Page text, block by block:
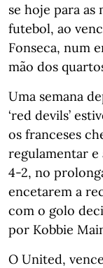
se hoje para as
futebol, ao
Fonseca, num
mão dos
Uma semana
‘red devils’
os franceses
regulamentar e
4-2, no
encetarem a
com o golo
por Kobbie
O United,